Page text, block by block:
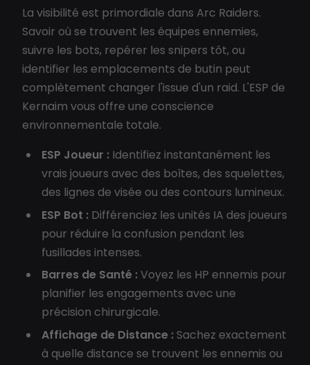
La visibilité est primordiale dans Arc Raiders.
Savoir où se trouvent les équipes ennemies,
suivre les bots, repérer les snipers tôt, ou
identifier les emplacements de butin peut
complètement changer l'issue d'un raid. L'ESP de
Kernaim vous offre une conscience
environnementale totale.
ESP Joueur : Identifiez instantanément les
vrais joueurs avec des boîtes, des squelettes,
des lignes de visée ou des contours lumineux.
ESP Bot : Différenciez les unités IA des joueurs
pour réduire la confusion pendant les
fusillades intenses.
Barres de Santé : Voyez les HP ennemis pour
planifier les engagements avec une
précision chirurgicale.
Affichage de Distance : Sachez exactement
à quelle distance se trouvent les ennemis ou